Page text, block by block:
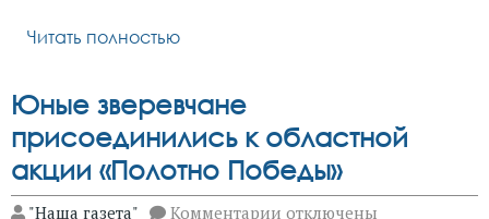
в
1,7
раза
Читать полностью
Юные зверевчане
присоединились к областной
акции «Полотно Победы»
"Наша газета" Комментарии котключены